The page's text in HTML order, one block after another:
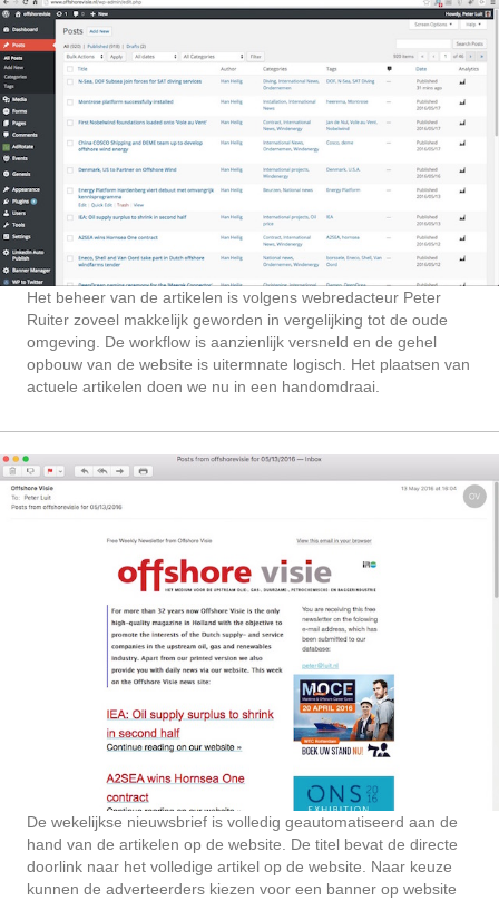
Het beheer van de artikelen is volgens webredacteur Peter
Ruiter zoveel makkelijk geworden in vergelijking tot de oude
omgeving. De workflow is aanzienlijk versneld en de gehel
opbouw van de website is uitermnate logisch. Het plaatsen van
actuele artikelen doen we nu in een handomdraai.
De wekelijkse nieuwsbrief is volledig geautomatiseerd aan de
hand van de artikelen op de website. De titel bevat de directe
doorlink naar het volledige artikel op de website. Naar keuze
kunnen de adverteerders kiezen voor een banner op website